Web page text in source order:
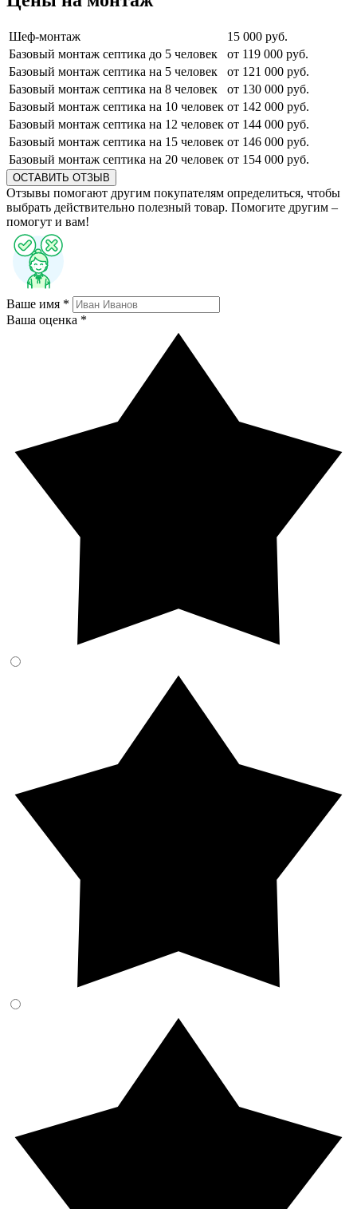
Шеф-монтаж
15 000 руб.
Базовый монтаж септика до 5 человек
от 119 000 руб.
Базовый монтаж септика на 5 человек
от 121 000 руб.
Базовый монтаж септика на 8 человек
от 130 000 руб.
Базовый монтаж септика на 10 человек от 142 000 руб.
Базовый монтаж септика на 12 человек от 144 000 руб.
Базовый монтаж септика на 15 человек от 146 000 руб.
Базовый монтаж септика на 20 человек от 154 000 руб.
ОСТАВИТЬ ОТЗЫВ
Отзывы помогают другим покупателям определиться, чтобы
выбрать действительно полезный товар. Помогите другим –
помогут и вам!
Ваше имя *
Ваша оценка *